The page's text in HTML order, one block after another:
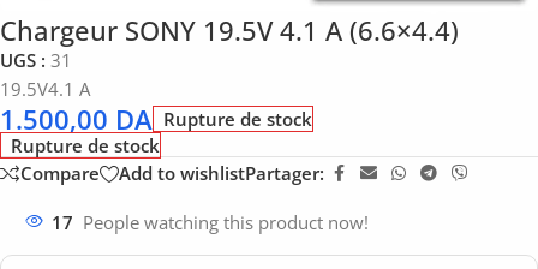
Chargeur SONY 19.5V 4.1 A (6.6×4.4)
UGS : 31
19.5V4.1 A
1.500,00 DA Rupture de stock
Rupture de stock
Compare
Add to wishlistPartager:
17 People watching this product now!